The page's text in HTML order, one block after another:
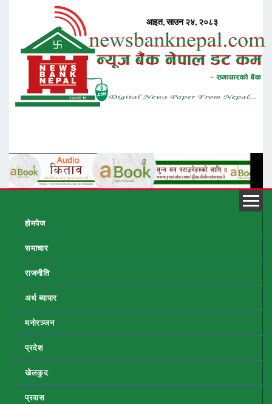
होमपेज
समाचार
राजनीति
अर्थ ब्यापार
मनोरञ्जन
प्रदेश
खेलकुद
प्रवास